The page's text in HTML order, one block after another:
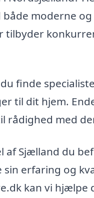
moderne
tilbyder
finde
til dit hjem.
rådighed med
af Sjælland du
erfaring og
kan vi hjælpe